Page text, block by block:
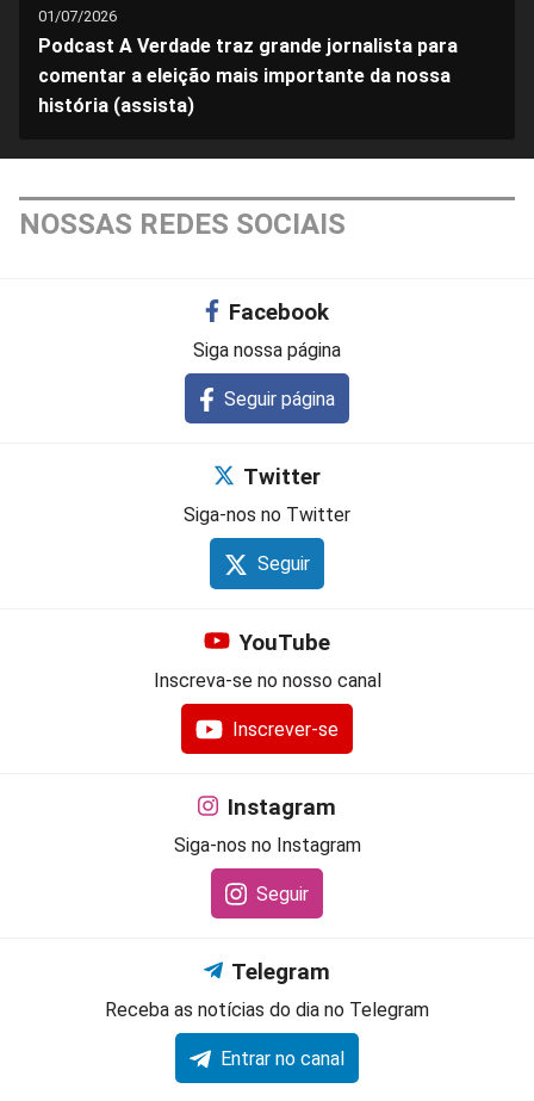
01/07/2026
Podcast A Verdade traz grande jornalista para
comentar a eleição mais importante da nossa
história (assista)
NOSSAS REDES SOCIAIS
Facebook
Siga nossa página
Seguir página
Twitter
Siga-nos no Twitter
Seguir
YouTube
Inscreva-se no nosso canal
Inscrever-se
Instagram
Siga-nos no Instagram
Seguir
Telegram
Receba as notícias do dia no Telegram
Entrar no canal